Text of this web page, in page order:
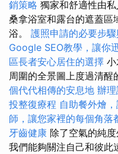
銷策略 獨家和舒適性由
桑拿浴室和露台的遮蓋區
浴。 護照申請的必要步
Google SEO教學，讓你
區長者安心居住的選擇
周圍的全景圖上度過清醒
個代代相傳的安息地 辦
投整復療程 自助餐外燴
師，讓您家裡的每個角落
牙齒健康 除了空氣的純
我們能夠關注自己和彼